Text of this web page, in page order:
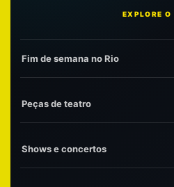
EXPLORE O
Fim de semana no Rio
Peças de teatro
Shows e concertos